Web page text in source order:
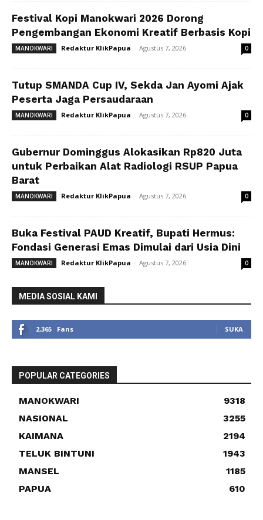
Festival Kopi Manokwari 2026 Dorong
Pengembangan Ekonomi Kreatif Berbasis Kopi
MANOKWARI Redaktur KlikPapua - Agustus 7, 2026 0
Tutup SMANDA Cup IV, Sekda Jan Ayomi Ajak
Peserta Jaga Persaudaraan
MANOKWARI Redaktur KlikPapua - Agustus 7, 2026 0
Gubernur Dominggus Alokasikan Rp820 Juta
untuk Perbaikan Alat Radiologi RSUP Papua
Barat
MANOKWARI Redaktur KlikPapua - Agustus 7, 2026 0
Buka Festival PAUD Kreatif, Bupati Hermus:
Fondasi Generasi Emas Dimulai dari Usia Dini
MANOKWARI Redaktur KlikPapua - Agustus 7, 2026 0
MEDIA SOSIAL KAMI
2,365 Fans SUKA
POPULAR CATEGORIES
MANOKWARI
9318
NASIONAL
3255
KAIMANA
2194
TELUK BINTUNI
1943
MANSEL
1185
PAPUA
610